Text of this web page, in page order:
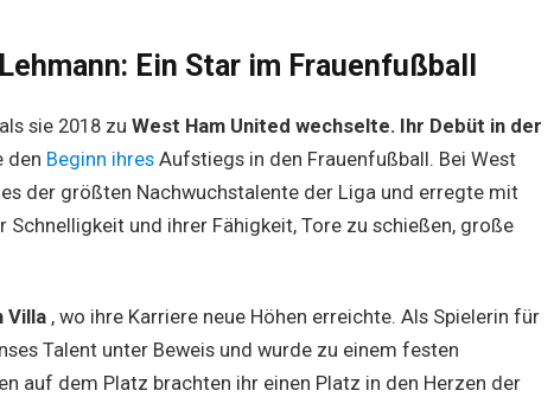
Ein Star im Frauenfußball
sie 2018 zu West Ham United wechselte. Ihr Debüt in der
den Beginn ihresAufstiegs in den Frauenfußball. Bei West
der größten Nachwuchstalente der Liga und erregte mit
Schnelligkeit und ihrer Fähigkeit, Tore zu schießen, große
Villa, wo ihre Karriere neue Höhen erreichte. Als Spielerin für
Talent unter Beweis und wurde zu einem festen
auf dem Platz brachten ihr einen Platz in den Herzen der